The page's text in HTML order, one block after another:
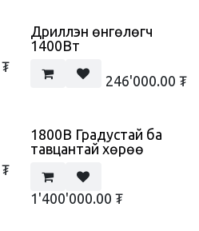
₮
Дриллэн өнгөлөгч
1400Вт
246'000.00 ₮
₮
1800B Градустай ба
тавцантай хөрөө
1'400'000.00 ₮